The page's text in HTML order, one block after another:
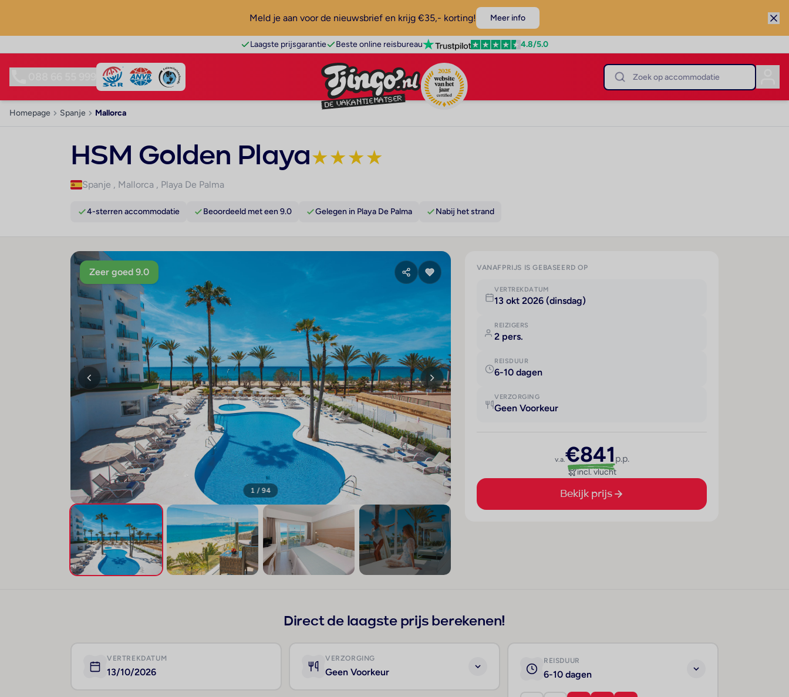
Meld je aan voor de nieuwsbrief en krijg €35,- korting! Meer info
Laagste prijsgarantie Beste online reisbureau 4.8/5.0
Homepage Spanje Mallorca
HSM Golden Playa★★★★
Spanje , Mallorca , Playa De Palma
4-sterren accommodatie Beoordeeld met een 9.0 Gelegen in Playa De Palma Nabij het strand
Zeer goed 9.0
1 / 94
VANAFPRIJS IS GEBASEERD OP
VERTREKDATUM
13 okt 2026 (dinsdag)
REIZIGERS
2 pers.
REISDUUR
6-10 dagen
VERZORGING
Geen Voorkeur
v.a.€841 p.p.
incl. vlucht
Bekijk prijs
Direct de laagste prijs berekenen!
VERTREKDATUM
13/10/2026
VERZORGING
Geen Voorkeur
REISDUUR
6-10 dagen